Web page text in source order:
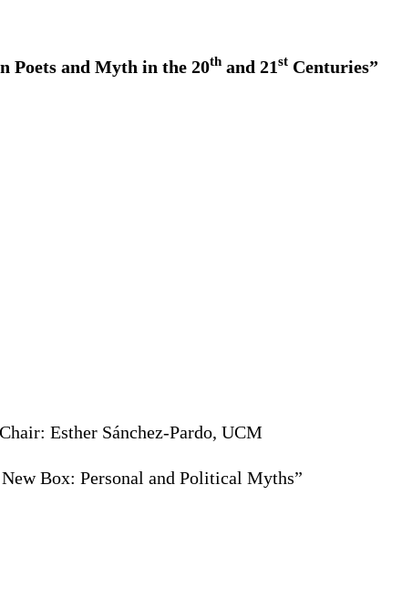
Poets and Myth in the 20th and 21st Centuries”
Esther Sánchez-Pardo, UCM
Box: Personal and Political Myths”